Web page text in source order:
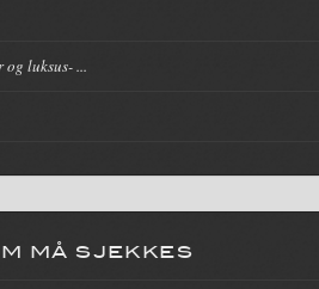
luksus- ...
MÅ SJEKKES